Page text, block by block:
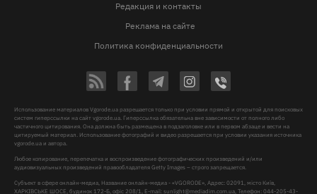
Редакция и контакты
Реклама на сайте
Политика конфиденциальности
Использование материалов Vgorode.ua разрешается только при условии прямой и открытой для поисковых
систем гиперссылки на сайт vgorode.ua. Гиперссылка обязательна вне зависимости от полного либо
частичного цитирования. Она должна быть размещена в подзаголовке или в первом абзаце и вести на
цитируемый материал. Использование фотографий и видео разрешается при условии указания источника
vgorode.ua и автора.
Любое копирование, перепечатка и воспроизведение фотографических произведений и/или
аудиовизуальных произведений правообладателя Getty Images – строго запрещается.
Субъект в сфере онлайн-медиа, Название онлайн-медиа - «VGORODE», Адрес: 02091, місто Київ,
ХАРКІВСЬКЕ ШОСЕ, будинок 172-Б, офіс 208/1, E-mail:sunlight@mediadim.com.ua, Телефон: 044-205-43-